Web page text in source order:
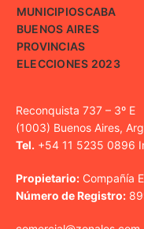
MUNICIPIOSCABA
BUENOS AIRES
PROVINCIAS
ELECCIONES 2023
Reconquista 737 – 3º E
(1003) Buenos Aires,
Tel. +54 11 5235 0896
Propietario: Compañía
Número de Registro: